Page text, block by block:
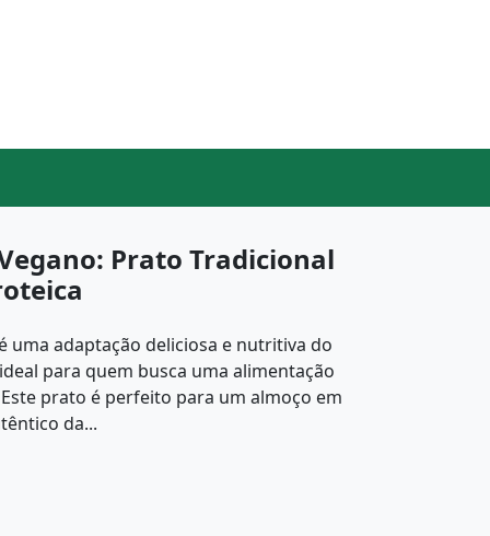
Prato Tradicional
uma adaptação deliciosa e nutritiva do
para quem busca uma alimentação
prato é perfeito para um almoço em
da...